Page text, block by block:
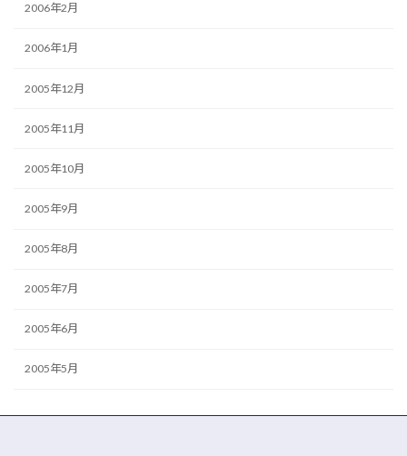
2006年2月
2006年1月
2005年12月
2005年11月
2005年10月
2005年9月
2005年8月
2005年7月
2005年6月
2005年5月